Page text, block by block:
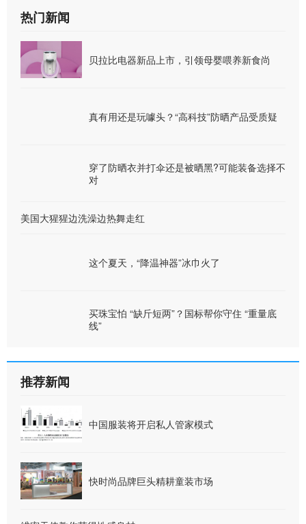
热门新闻
贝拉比电器新品上市，引领母婴喂养新食尚
真有用还是玩噱头？“高科技”防晒产品受质疑
穿了防晒衣并打伞还是被晒黑?可能装备选择不
对
美国大猩猩边洗澡边热舞走红
这个夏天，“降温神器”冰巾火了
买珠宝怕 “缺斤短两”？国标帮你守住 “重量底
线”
推荐新闻
中国服装将开启私人管家模式
快时尚品牌巨头精耕童装市场